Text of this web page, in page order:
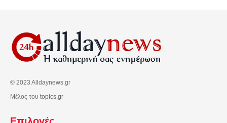
© 2023 Alldaynews.gr
Μέλος του topics.gr